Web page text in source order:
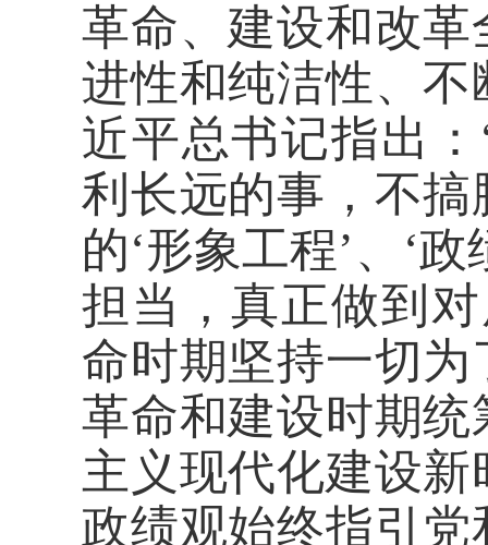
革命、建设和改
进性和纯洁性、
近平总书记指出
利长远的事，不
的‘形象工程’、‘
担当，真正做到
命时期坚持一切
革命和建设时期
主义现代化建设
政绩观始终指引